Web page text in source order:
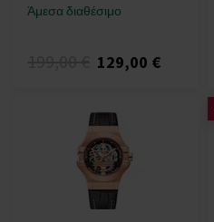
Άμεσα διαθέσιμο
129,00 €